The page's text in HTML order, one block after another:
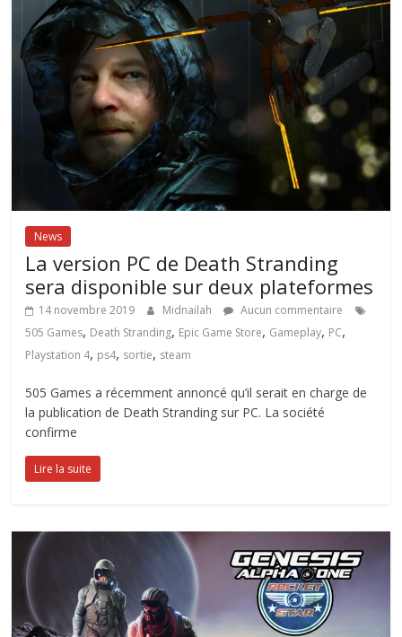
News
La version PC de Death Stranding
sera disponible sur deux plateformes
14 novembre 2019 Midnailah
Aucun commentaire
505 Games, Death Stranding, Epic Game Store, Gameplay, PC,
Playstation 4, ps4, sortie, steam
505 Games a récemment annoncé qu’il serait en charge de
la publication de Death Stranding sur PC. La société
confirme
Lire la suite